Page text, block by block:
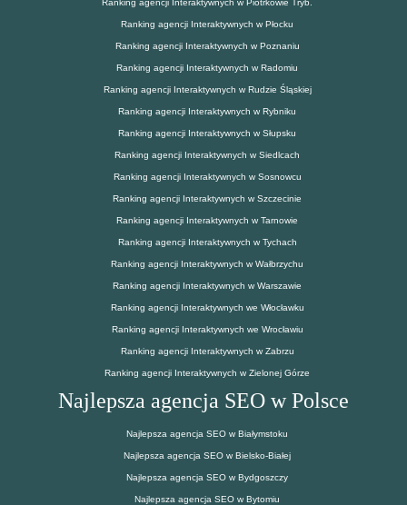
Ranking agencji Interaktywnych w Piotrkowie Tryb.
Ranking agencji Interaktywnych w Płocku
Ranking agencji Interaktywnych w Poznaniu
Ranking agencji Interaktywnych w Radomiu
Ranking agencji Interaktywnych w Rudzie Śląskiej
Ranking agencji Interaktywnych w Rybniku
Ranking agencji Interaktywnych w Słupsku
Ranking agencji Interaktywnych w Siedlcach
Ranking agencji Interaktywnych w Sosnowcu
Ranking agencji Interaktywnych w Szczecinie
Ranking agencji Interaktywnych w Tarnowie
Ranking agencji Interaktywnych w Tychach
Ranking agencji Interaktywnych w Wałbrzychu
Ranking agencji Interaktywnych w Warszawie
Ranking agencji Interaktywnych we Włocławku
Ranking agencji Interaktywnych we Wrocławiu
Ranking agencji Interaktywnych w Zabrzu
Ranking agencji Interaktywnych w Zielonej Górze
Najlepsza agencja SEO w Polsce
Najlepsza agencja SEO w Białymstoku
Najlepsza agencja SEO w Bielsko-Białej
Najlepsza agencja SEO w Bydgoszczy
Najlepsza agencja SEO w Bytomiu